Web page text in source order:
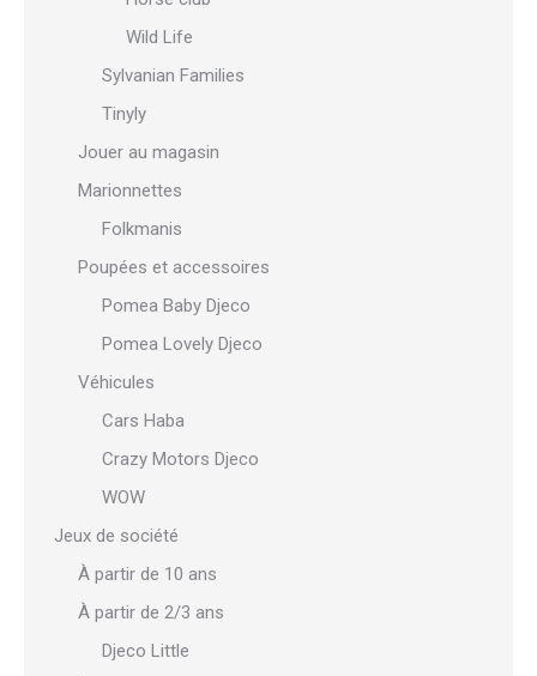
Wild Life
Sylvanian Families
Tinyly
Jouer au magasin
Marionnettes
Folkmanis
Poupées et accessoires
Pomea Baby Djeco
Pomea Lovely Djeco
Véhicules
Cars Haba
Crazy Motors Djeco
WOW
Jeux de société
À partir de 10 ans
À partir de 2/3 ans
Djeco Little